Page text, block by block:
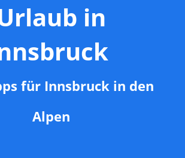
in
für Innsbruck in den
Alpen